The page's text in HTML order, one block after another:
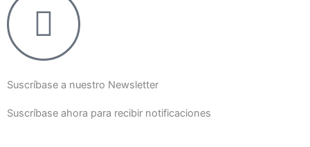
Suscríbase a nuestro Newsletter
Suscríbase ahora para recibir notificaciones